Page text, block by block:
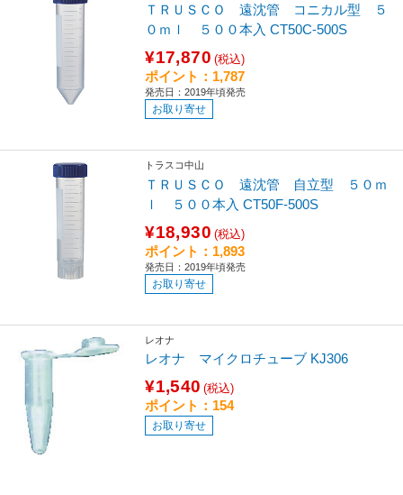
ＴＲＵＳＣＯ 遠沈管 コニカル型 ５
０ｍｌ ５００本入 CT50C-500S
¥17,870 (税込)
ポイント：1,787
発売日：2019年頃発売
お取り寄せ
トラスコ中山
ＴＲＵＳＣＯ 遠沈管 自立型 ５０ｍ
ｌ ５００本入 CT50F-500S
¥18,930 (税込)
ポイント：1,893
発売日：2019年頃発売
お取り寄せ
レオナ
レオナ マイクロチューブ KJ306
¥1,540 (税込)
ポイント：154
お取り寄せ